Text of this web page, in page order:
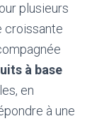
plusieurs
croissante
à base
en
à une